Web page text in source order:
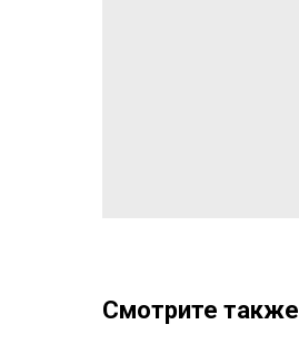
Смотрите также